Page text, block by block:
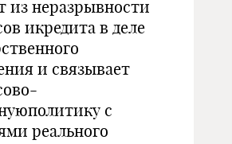
из неразрывности
икредита в деле
и связывает
с
реального